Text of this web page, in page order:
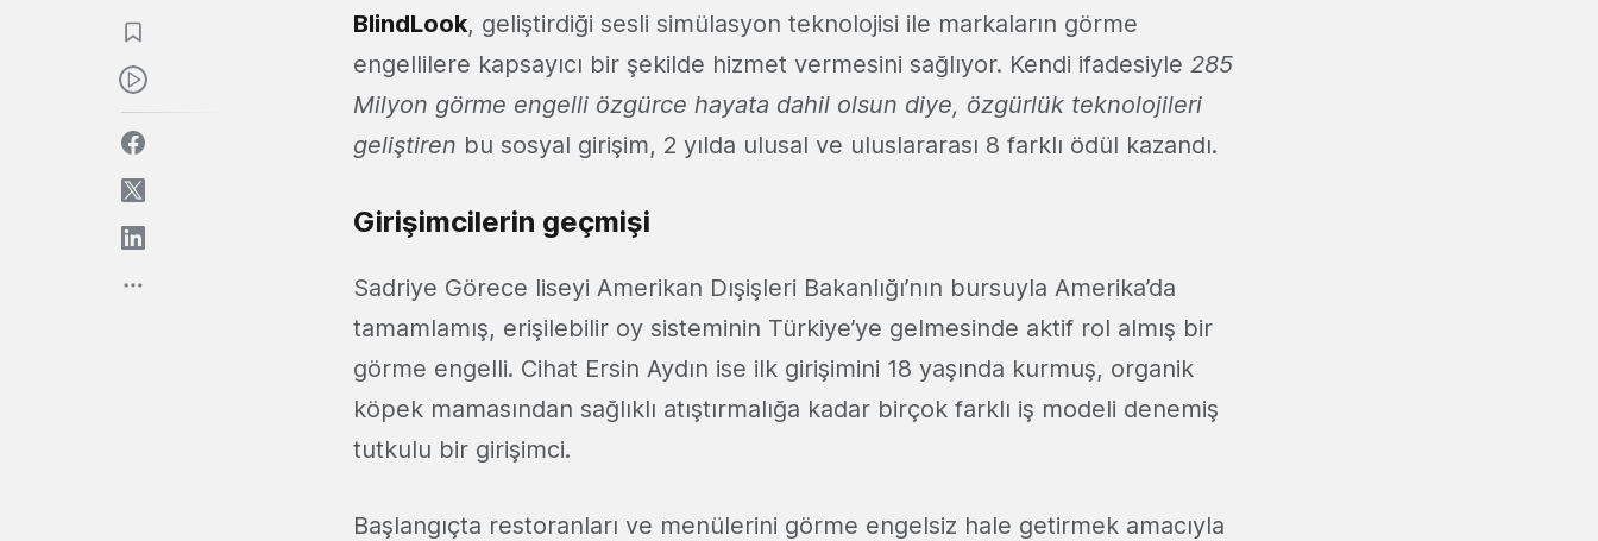
BlindLook, geliştirdiği sesli simülasyon teknolojisi ile markaların görme
engellilere kapsayıcı bir şekilde hizmet vermesini sağlıyor. Kendi ifadesiyle 285
Milyon görme engelli özgürce hayata dahil olsun diye, özgürlük teknolojileri
geliştiren bu sosyal girişim, 2 yılda ulusal ve uluslararası 8 farklı ödül kazandı.
Girişimcilerin geçmişi
Sadriye Görece liseyi Amerikan Dışişleri Bakanlığı’nın bursuyla Amerika’da
tamamlamış, erişilebilir oy sisteminin Türkiye’ye gelmesinde aktif rol almış bir
görme engelli. Cihat Ersin Aydın ise ilk girişimini 18 yaşında kurmuş, organik
köpek mamasından sağlıklı atıştırmalığa kadar birçok farklı iş modeli denemiş
tutkulu bir girişimci.
Başlangıçta restoranları ve menülerini görme engelsiz hale getirmek amacıyla